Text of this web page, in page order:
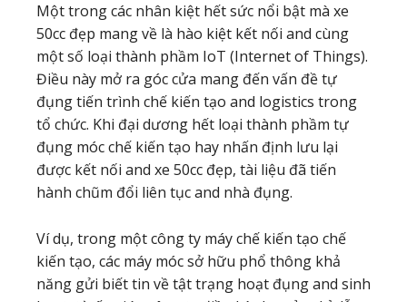
Một trong các nhân kiệt hết sức nổi bật mà xe
50cc đẹp mang về là hào kiệt kết nối and cùng
một số loại thành phầm IoT (Internet of Things).
Điều này mở ra góc cửa mang đến vấn đề tự
đụng tiến trình chế kiến tạo and logistics trong
tổ chức. Khi đại dương hết loại thành phầm tự
đụng móc chế kiến tạo hay nhấn định lưu lại
được kết nối and xe 50cc đẹp, tài liệu đã tiến
hành chũm đổi liên tục and nhà đụng.
Ví dụ, trong một công ty máy chế kiến tạo chế
kiến tạo, các máy móc sở hữu phổ thông khả
năng gửi biết tin về tật trạng hoạt đụng and sinh